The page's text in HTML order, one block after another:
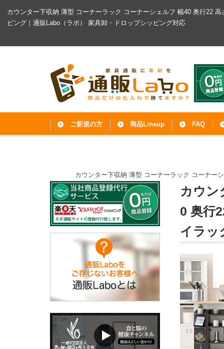
カウンター下収納 薄型 コーナーラック コーナーシェルフ 幅40 奥行22
ピング｜通販Labo（ラボ） 家具卸・ドロップシッピング対応
ご新規の方 商品Lineup FAQ
カウンター下収納 薄型 コーナーラック コーナー
カウン
0 奥行
イラッ